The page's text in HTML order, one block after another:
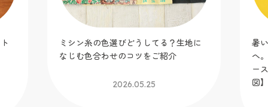
ミシン糸の色選びどうしてる？生地に
なじむ色合わせのコツをご紹介
2026.05.25
暑
へ
ー
図】